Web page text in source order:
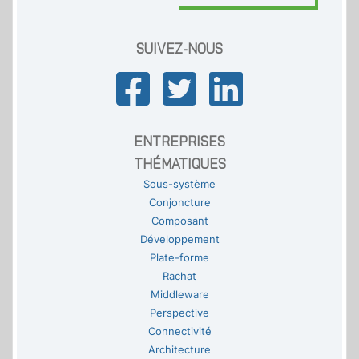
SUIVEZ-NOUS
ENTREPRISES
THÉMATIQUES
Sous-système
Conjoncture
Composant
Développement
Plate-forme
Rachat
Middleware
Perspective
Connectivité
Architecture